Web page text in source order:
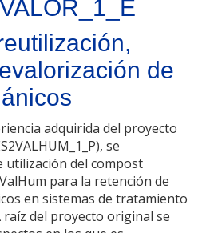
de
adquirida del proyecto
se
del compost
para la retención de
en sistemas de tratamiento
raíz del proyecto original se